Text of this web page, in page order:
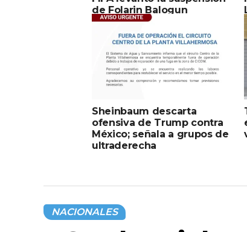
de Folarin Balogun
Sheinbaum descarta
ofensiva de Trump contra
México; señala a grupos de
ultraderecha
NACIONALES